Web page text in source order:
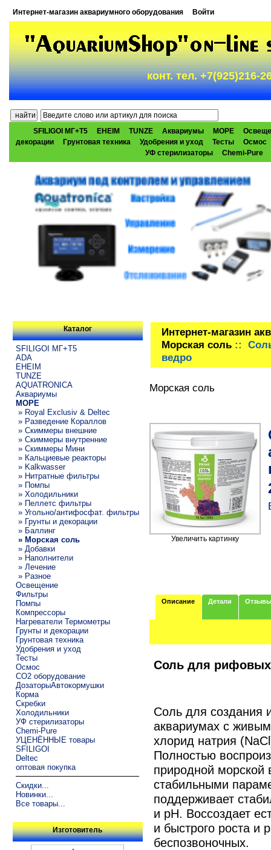
Интернет-магазин аквариумного оборудования Войти
конт. тел. +7(925)216-
SFILIGOI МГ+Т5 EHEIM TUNZE Аквариумы МОРЕ
декорации
Грунтовая техника Удобрения и уход Тесты
Осмос
УФ стерилизаторы
Chemi-Pure
Каталог
SFILIGOI МГ+Т5
ADA
EHEIM
TUNZE
AQUATRONICA
Аквариумы
МОРЕ
» Royal Exclusiv & Deltec
» Разведение Кораллов
» Скиммеры внешние
» Скиммеры внутренние
» Скиммеры Мини
» Кальциевые реакторы
» Kalkwasser
» Нитратные фильтры
» Помпы
» Холодильники
» Пеллетс фильтры
» Угольно/антифосфат. фильтры
» Грунты и декорации
» Баллинг
» Морская соль
» Добавки
» Наполнители
» Лечение
» Разное
Освещение
Фильтры
Помпы
Компрессоры
Нагреватели Термометры
Грунты и декорации
Грунтовая техника
Удобрения и уход
Тесты
Осмос
CO2 оборудование
ДозаторыАвтокормушки
Корма
Скребки
Холодильники
УФ стерилизаторы
Chemi-Pure
УЦЕНЁННЫЕ товары
SFILIGOI
Deltec
оптовая покупка
Скидки...
Новинки...
Все товары...
Изготовитель
Интернет-магазин
Морская соль:: Соль
ведро
Морская соль
Увеличить картинку
Описание Детали Отзывы
Соль для рифовых
Соль для создания
аквариумах с
хлорид натрия
Полностью
природной морской
стабильными
поддерживает
и рН. Воссоздает
и быстрого роста и
беспозвоночных.